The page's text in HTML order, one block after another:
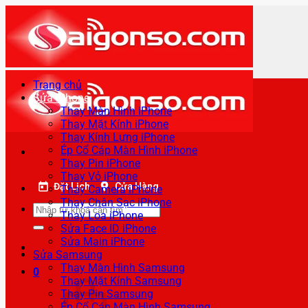
qua
nội
dung
Đặt Lịch Cửa Hàng
Tìm
kiếm:
0
Trang chủ
Sửa iPhone
Thay Màn Hình iPhone
Thay Mặt Kính iPhone
Thay Kính Lưng iPhone
Ép Cổ Cáp Màn Hình iPhone
Thay Pin iPhone
Thay Vỏ iPhone
Thay Camera iPhone
Thay Chân Sạc iPhone
Thay Loa iPhone
Sửa Face ID iPhone
Sửa Main iPhone
Sửa Samsung
Thay Màn Hình Samsung
Thay Mặt Kính Samsung
Thay Pin Samsung